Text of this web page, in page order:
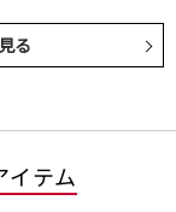
る
イテム